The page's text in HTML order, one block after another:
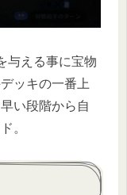
与える事に宝物
ッキの一番上
い段階から自
。